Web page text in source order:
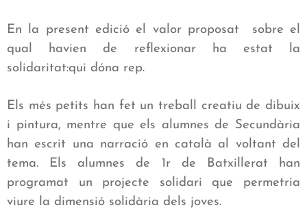
En la present edició el valor proposat
sobre el
qual havien de reflexionar ha estat la
solidaritat:qui dóna rep.
Els més petits han fet un treball creatiu de dibuix
i pintura, mentre que els alumnes de Secundària
han escrit una narració en català al voltant del
tema. Els alumnes de 1r de Batxillerat han
programat un projecte solidari que permetria
viure la dimensió solidària dels joves.